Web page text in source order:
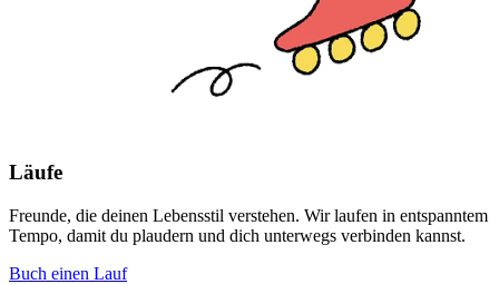
Läufe
Freunde, die deinen Lebensstil verstehen. Wir laufen in entspanntem
Tempo, damit du plaudern und dich unterwegs verbinden kannst.
Buch einen Lauf